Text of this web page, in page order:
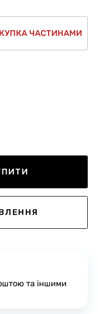
ЧАСТИНАМИ
та іншими